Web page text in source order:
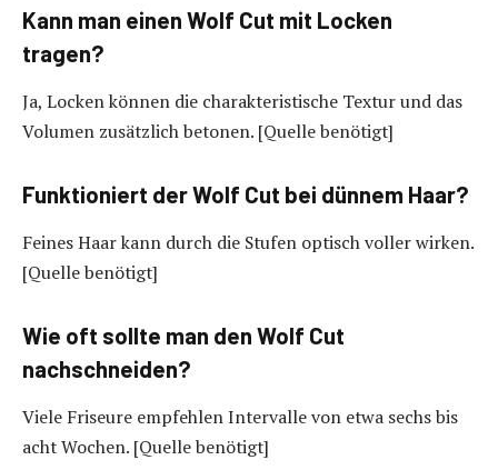
Kann man einen Wolf Cut mit Locken
tragen?
Ja, Locken können die charakteristische Textur und das
Volumen zusätzlich betonen. [Quelle benötigt]
Funktioniert der Wolf Cut bei dünnem Haar?
Feines Haar kann durch die Stufen optisch voller wirken.
[Quelle benötigt]
Wie oft sollte man den Wolf Cut
nachschneiden?
Viele Friseure empfehlen Intervalle von etwa sechs bis
acht Wochen. [Quelle benötigt]